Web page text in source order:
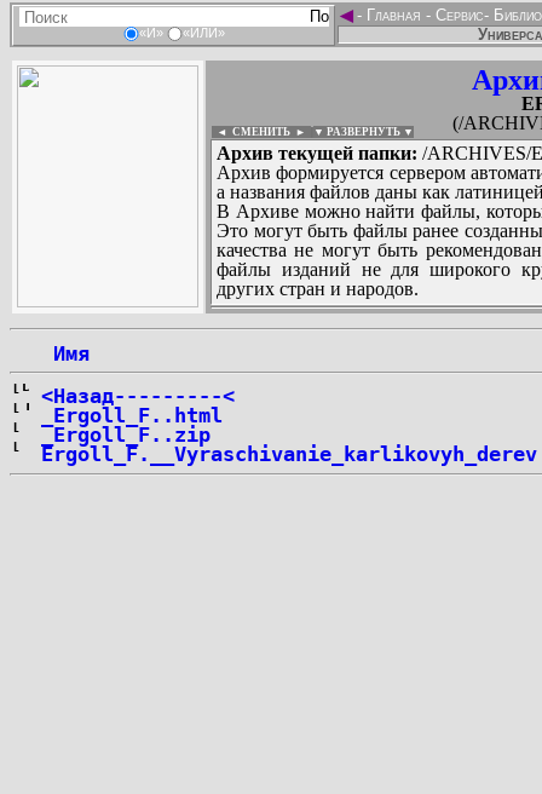
«И» «ИЛИ»
◄- Главная - Сервис-
(/
◄ СМЕНИТЬ ► ▼ РАЗВЕРНУТЬ ▼
Архив текущей папки: /ARCHIVES/
Архив формируется сервером
а названия файлов даны как
В Архиве можно найти файлы,
Это могут быть файлы ранее
качества не могут быть
файлы изданий не для широкого
других стран и народов.
Имя
<Назад---------<
_Ergoll_F..html
_Ergoll_F..zip